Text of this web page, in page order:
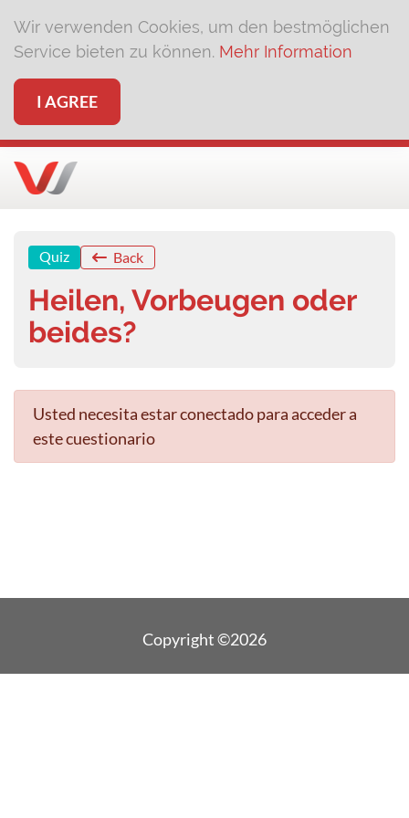
Wir verwenden Cookies, um den bestmöglichen
Service bieten zu können. Mehr Information
I AGREE
Quiz Back
Heilen, Vorbeugen oder
beides?
Usted necesita estar conectado para acceder a
este cuestionario
Copyright ©2026